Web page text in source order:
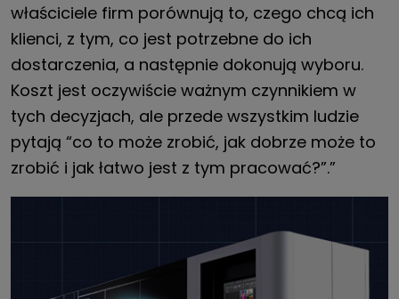
właściciele firm porównują to, czego chcą ich
klienci, z tym, co jest potrzebne do ich
dostarczenia, a następnie dokonują wyboru.
Koszt jest oczywiście ważnym czynnikiem w
tych decyzjach, ale przede wszystkim ludzie
pytają “co to może zrobić, jak dobrze może to
zrobić i jak łatwo jest z tym pracować?”.”